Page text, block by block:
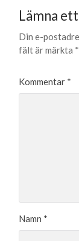
Lämna
Din e-
fält är märkta *
Kommentar *
Namn *